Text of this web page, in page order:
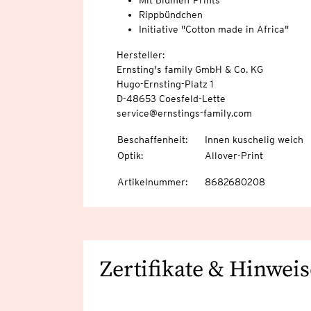
Rippbündchen
Initiative "Cotton made in Africa"
Hersteller:
Ernsting's family GmbH & Co. KG
Hugo-Ernsting-Platz 1
D-48653 Coesfeld-Lette
service@ernstings-family.com
Beschaffenheit:
Innen kuschelig weich
Optik: Allover-Print
Artikelnummer: 8682680208
Zertifikate &